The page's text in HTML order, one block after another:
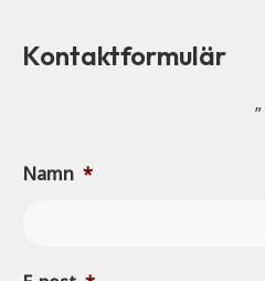
Kontaktformulär
”
Namn *